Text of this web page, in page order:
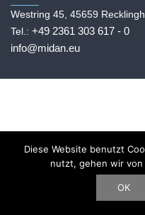
Westring 45, 45659
Tel.: +49 2361 303 617 - 0
info@midan.eu
Diese Website benutzt
nutzt, gehen wir von
OK